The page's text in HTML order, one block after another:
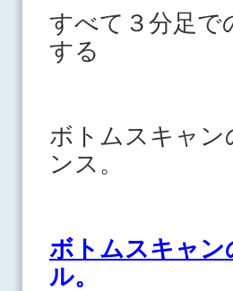
すべて３分足で
する
ボトムスキャ
ンス。
ボトムスキャ
ル。